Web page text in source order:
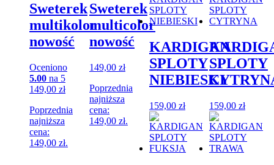
Sweterek
multikolor
nowość
Oceniono
5.00 na 5
149,00 zł
Poprzednia
najniższa
cena:
149,00 zł.
Sweterek
multicolor
nowość
149,00 zł
Poprzednia
najniższa
cena:
149,00 zł.
KARDIGAN
SPLOTY
NIEBIESKI
159,00 zł
SPLOTY
159,00 zł